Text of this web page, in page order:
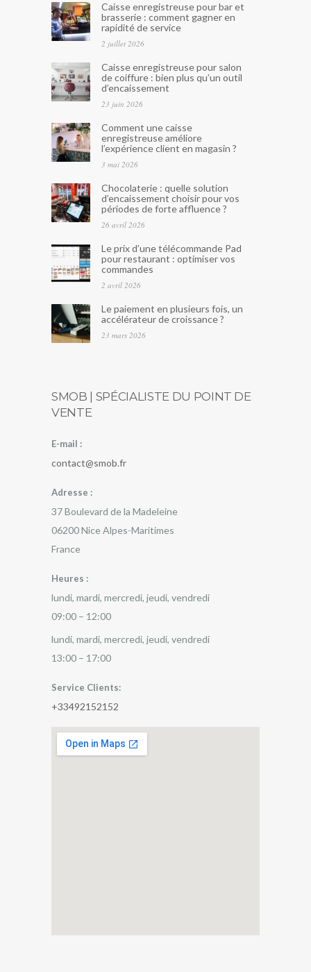
Caisse enregistreuse pour bar et
brasserie : comment gagner en
rapidité de service
2 juillet 2026
Caisse enregistreuse pour salon
de coiffure : bien plus qu’un outil
d’encaissement
23 juin 2026
Comment une caisse
enregistreuse améliore
l’expérience client en magasin ?
3 mai 2026
Chocolaterie : quelle solution
d’encaissement choisir pour vos
périodes de forte affluence ?
26 avril 2026
Le prix d’une télécommande Pad
pour restaurant : optimiser vos
commandes
2 avril 2026
Le paiement en plusieurs fois, un
accélérateur de croissance ?
23 mars 2026
SMOB | SPÉCIALISTE DU POINT DE
VENTE
E-mail :
contact@smob.fr
Adresse :
37 Boulevard de la Madeleine
06200NiceAlpes-Maritimes
France
Heures :
lundi, mardi, mercredi, jeudi, vendredi
09:00 – 12:00
lundi, mardi, mercredi, jeudi, vendredi
13:00 – 17:00
Service Clients:
+33492152152